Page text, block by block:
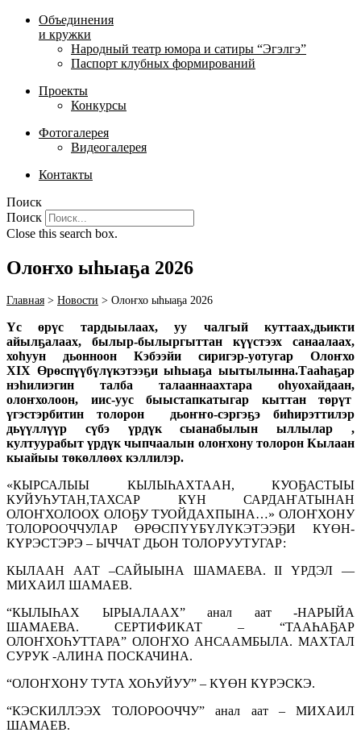
Объединения
и кружки
Народный театр юмора и сатиры “Эгэлгэ”
Паспорт клубных формирований
Проекты
Конкурсы
Фотогалерея
Видеогалерея
Контакты
Поиск
Поиск
Close this search box.
Олоҥхо ыһыаҕа 2026
Главная > Новости > Олоҥхо ыһыаҕа 2026
Үс өрүс тардыылаах, уу чалгый куттаах,дьикти
айылҕалаах, былыр-былыргыттан күүстээх санаалаах,
хоһуун дьонноон Кэбээйи сиригэр-уотугар Олоҥхо
XIX Өрөспүүбүлүкэтээҕи ыһыаҕаыытылынна.Тааһаҕар
нэһилиэгин талба талааннаахтара оһуохайдаан,
олоҥхолоон, иис-уус быыстапкатыгар кыттан төрүт
үгэстэрбитин толорон дьоҥҥо-сэргэҕэ биһирэттилэр
дьүүллүүр сүбэ үрдүк сыанабылын ыллылар ,
култуурабыт үрдүк чыпчаалын олоҥхону толорон Кылаан
кыайыы төкөллөөх кэллилэр.
«КЫРСАЛЫЫ КЫЛЫҺАХТААН, КУОҔАСТЫЫ
КУЙУҺУТАН,ТАХСАР КҮН САРДАҤАТЫНАН
ОЛОҤХОЛООХ ОЛОҔУ ТУОЙДАХПЫНА…» ОЛОҤХОНУ
ТОЛОРООЧЧУЛАР ӨРӨСПҮҮБҮЛҮКЭТЭЭҔИ КҮӨН-
КҮРЭСТЭРЭ – ЫЧЧАТ ДЬОН ТОЛОРУУТУГАР:
КЫЛААН ААТ –САЙЫЫНА ШАМАЕВА. IIҮРДЭЛ —
МИХАИЛ ШАМАЕВ.
“КЫЛЫҺАХ ЫРЫАЛААХ” анал аат -НАРЫЙА
ШАМАЕВА. СЕРТИФИКАТ – “ТААҺАҔАР
ОЛОҤХОҺУТТАРА” ОЛОҤХО АНСААМБЫЛА. МАХТАЛ
СУРУК -АЛИНА ПОСКАЧИНА.
“ОЛОҤХОНУ ТУТА ХОҺУЙУУ” – КҮӨН КҮРЭСКЭ.
“КЭСКИЛЛЭЭХ ТОЛОРООЧЧУ” анал аат – МИХАИЛ
ШАМАЕВ.